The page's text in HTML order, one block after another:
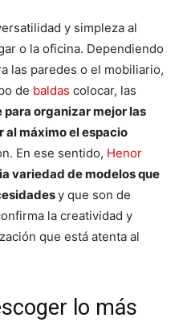
y simpleza al
o la oficina. Dependiendo
las paredes o el mobiliario,
de baldas colocar, las
para organizar mejor las
al máximo el espacio
En ese sentido, Henor
variedad de modelos que
y que son de
la creatividad y
que está atenta al
lo más